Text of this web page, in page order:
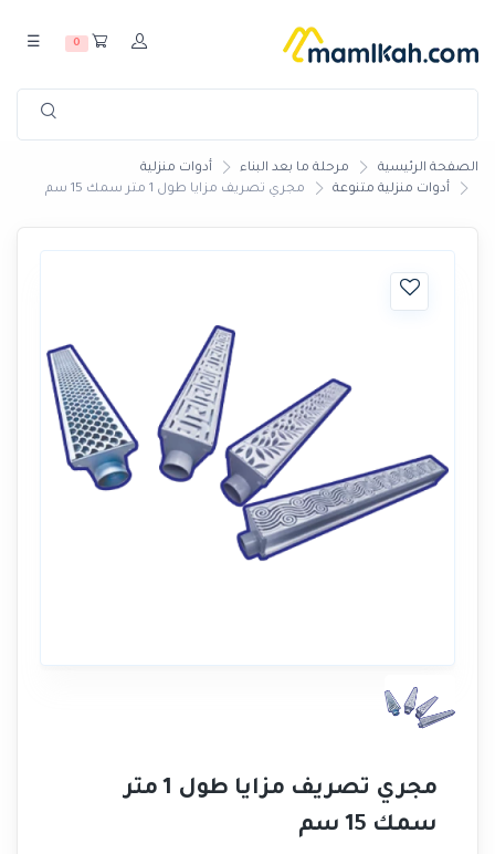
0
☰
الصفحة الرئيسية مرحلة ما بعد البناء
أدوات منزلية
أدوات منزلية متنوعة
مجري تصريف مزايا طول 1 متر سمك 15 سم
مجري تصريف مزايا طول 1 متر
سمك 15 سم